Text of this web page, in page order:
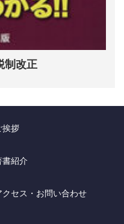
制改正
挨拶
書紹介
クセス・お問い合わせ